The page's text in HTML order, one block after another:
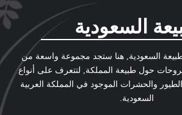
السعودية
السعودية, هنا ستجد مجموعة واسعة من
حول طبيعة المملكة, لتتعرف على أنواع
والطيور والحشرات الموجود في المملكة العربية
السعودية.